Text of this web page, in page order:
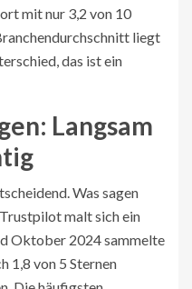
mit nur 3,2 von 10
liegt
das ist ein
Langsam
Was sagen
malt sich ein
Oktober 2024 sammelte
1,8 von 5 Sternen